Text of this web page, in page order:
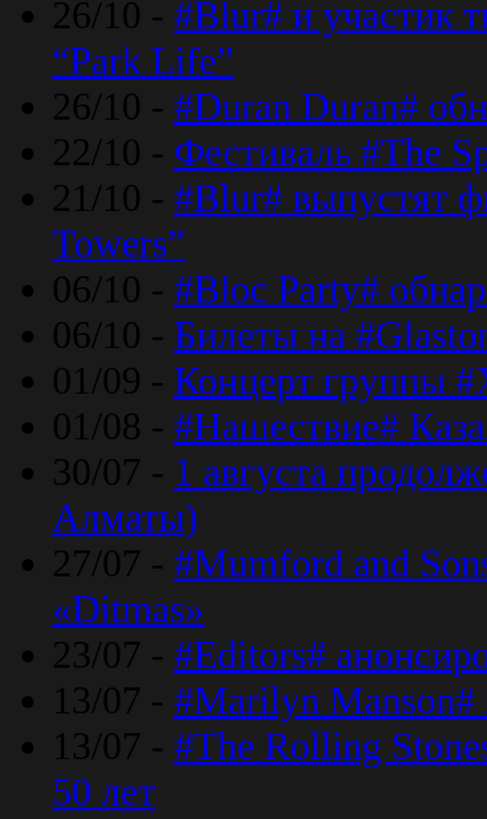
26/10 - #Blur# и участик
“Park Life”
26/10 - #Duran Duran#
22/10 - Фестиваль #The
21/10 - #Blur# выпустят
Towers”
06/10 - #Bloc Party#
06/10 - Билеты на
01/09 - Концерт группы
01/08 - #Нашествие#
30/07 - 1 августа
Алматы)
27/07 - #Mumford and
«Ditmas»
23/07 - #Editors#
13/07 - #Marilyn Manson#
13/07 - #The Rolling
50 лет